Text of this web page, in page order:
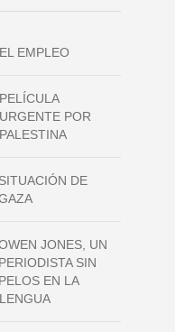
EL EMPLEO
PELÍCULA
URGENTE POR
PALESTINA
SITUACIÓN DE
JONES, UN
PERIODISTA SIN
PELOS EN LA
LENGUA